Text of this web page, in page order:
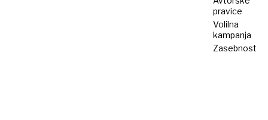
pravice
Volilna
kampanja
Zasebnost